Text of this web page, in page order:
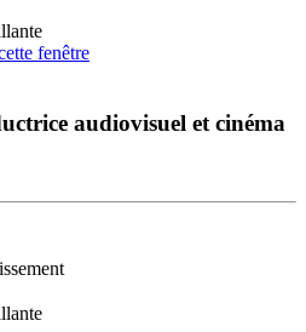
fenêtre
audiovisuel et cinéma